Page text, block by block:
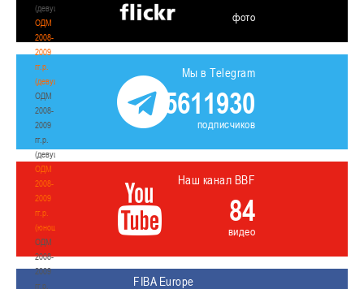
(девушки)
ОДМ
2008-
2009
гг.р.
(девушки)
ОДМ
2008-
2009
гг.р.
(девушки)
ОДМ
2008-
2009
гг.р.
(юноши)
ОДМ
2008-
2009
гг.р.
фото
Мы в Telegram
5611930
подписчиков
Наш канал BBF
84
видео
FIBA Europe